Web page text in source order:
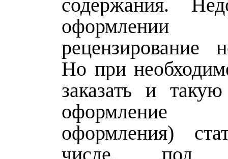
содержания.
оформлении
рецензирование
Но при
заказать и
оформление
оформления)
числе, под